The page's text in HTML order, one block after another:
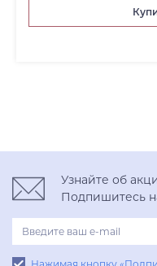
Узнайте об
Подпишитесь